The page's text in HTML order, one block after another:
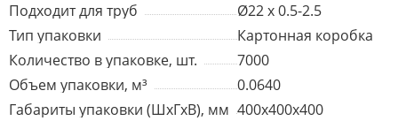
Подходит для труб
Ø22 x 0.5-2.5
Тип упаковки
Картонная коробка
Количество в упаковке, шт.
7000
Объем упаковки, м³
0.0640
Габариты упаковки (ШхГхВ), мм 400x400x400